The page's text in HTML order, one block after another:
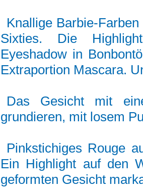
Knallige Barbie-
Sixties. Die
Eyeshadow in
Extraportion Mascara.
Das Gesicht mit
grundieren, mit losem
Pinkstichiges Rouge
Ein Highlight auf den
geformten Gesicht